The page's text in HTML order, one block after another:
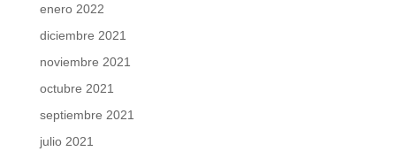
enero 2022
diciembre 2021
noviembre 2021
octubre 2021
septiembre 2021
julio 2021